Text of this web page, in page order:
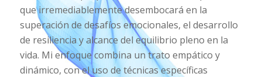
que irremediablemente desembocará en la
superación de desafíos emocionales, el desarrollo
de resiliencia y alcance del equilibrio pleno en la
vida. Mi enfoque combina un trato empático y
dinámico, con el uso de técnicas específicas